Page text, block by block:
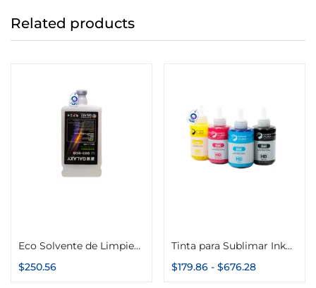
Related products
Eco Solvente de Limpieza Galaxy 1 litro
$250.56
Tinta para Sublimar InkPack Botella 135g Color Make
$179.86 - $676.28